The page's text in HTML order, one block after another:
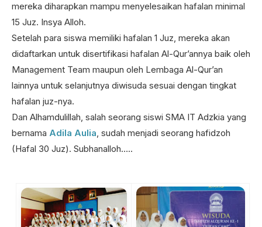
mereka diharapkan mampu menyelesaikan hafalan minimal
15 Juz. Insya Alloh.
Setelah para siswa memiliki hafalan 1 Juz, mereka akan
didaftarkan untuk disertifikasi hafalan Al-Qur’annya baik oleh
Management Team maupun oleh Lembaga Al-Qur’an
lainnya untuk selanjutnya diwisuda sesuai dengan tingkat
hafalan juz-nya.
Dan Alhamdulillah, salah seorang siswi SMA IT Adzkia yang
bernama Adila Aulia, sudah menjadi seorang hafidzoh
(Hafal 30 Juz). Subhanalloh…..